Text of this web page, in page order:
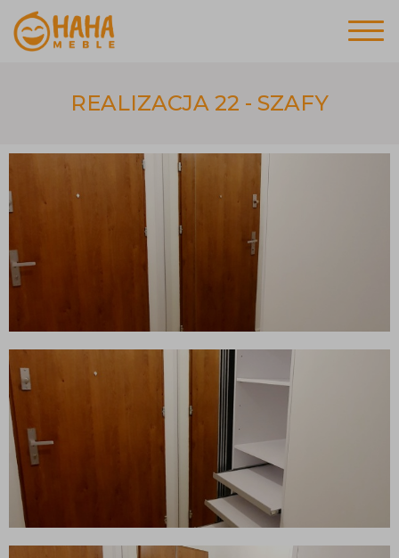
REALIZACJA 22 - SZAFY